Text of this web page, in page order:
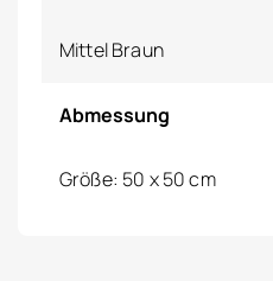
Mittel Braun
Abmessung
Größe: 50 x 50 cm